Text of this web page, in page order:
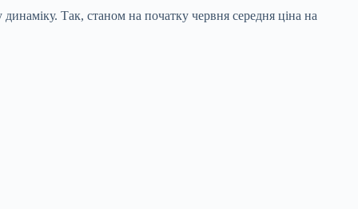
Так, станом на початку червня середня ціна на